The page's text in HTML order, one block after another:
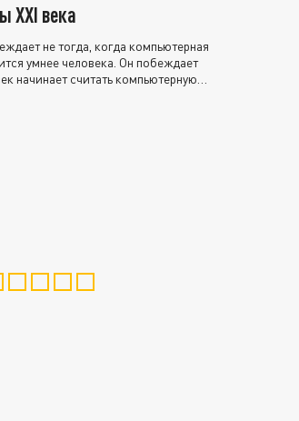
XXI века
не тогда, когда компьютерная
умнее человека. Он побеждает
начинает считать компьютерную